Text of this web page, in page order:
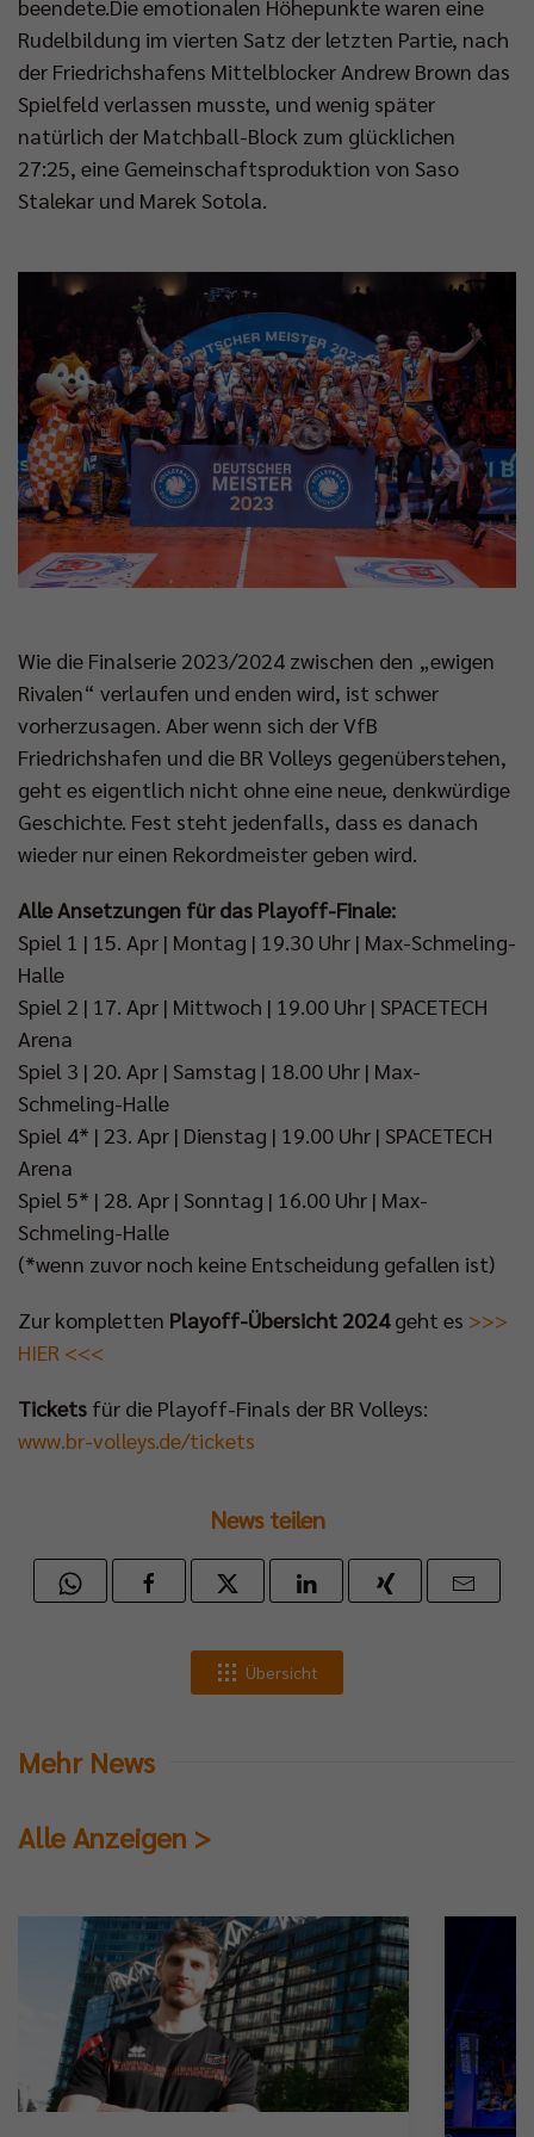
beendete.Die emotionalen Höhepunkte waren eine
Rudelbildung im vierten Satz der letzten Partie, nach
der Friedrichshafens Mittelblocker Andrew Brown das
Spielfeld verlassen musste, und wenig später
natürlich der Matchball-Block zum glücklichen
27:25, eine Gemeinschaftsproduktion von Saso
Stalekar und Marek Sotola.
Wie die Finalserie 2023/2024 zwischen den „ewigen
Rivalen“ verlaufen und enden wird, ist schwer
vorherzusagen. Aber wenn sich der VfB
Friedrichshafen und die BR Volleys gegenüberstehen,
geht es eigentlich nicht ohne eine neue, denkwürdige
Geschichte. Fest steht jedenfalls, dass es danach
wieder nur einen Rekordmeister geben wird.
Alle Ansetzungen für das Playoff-Finale:
Spiel 1 | 15. Apr | Montag | 19.30 Uhr | Max-Schmeling-
Halle
Spiel 2 | 17. Apr | Mittwoch | 19.00 Uhr | SPACETECH
Arena
Spiel 3 | 20. Apr | Samstag | 18.00 Uhr | Max-
Schmeling-Halle
Spiel 4* | 23. Apr | Dienstag | 19.00 Uhr | SPACETECH
Arena
Spiel 5* | 28. Apr | Sonntag | 16.00 Uhr | Max-
Schmeling-Halle
(*wenn zuvor noch keine Entscheidung gefallen ist)
Zur kompletten Playoff-Übersicht 2024geht es >>>
HIER <<<
Tickets für die Playoff-Finals der BR Volleys:
www.br-volleys.de/tickets
News teilen
Übersicht
Mehr News
Alle Anzeigen >